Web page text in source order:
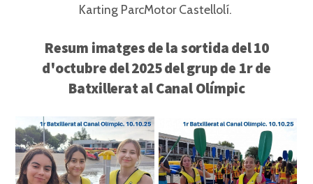
Karting ParcMotor Castellolí. ⁣
Resum imatges de la sortida del 10
d'octubre del 2025 del grup de 1r de
Batxillerat al Canal Olímpic